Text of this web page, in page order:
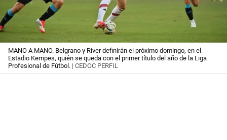
MANO A MANO. Belgrano y River definirán el próximo domingo, en el
Estadio Kempes, quién se queda con el primer título del año de la Liga
Profesional de Fútbol. | CEDOC PERFIL